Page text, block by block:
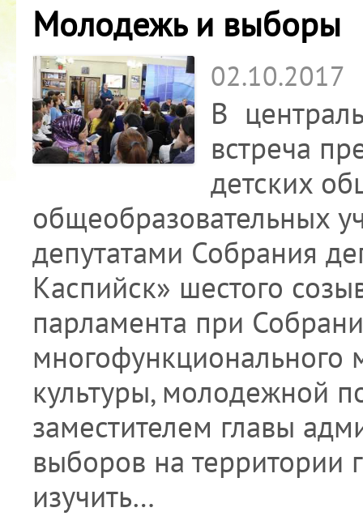
Молодежь и выборы
02.10.2017
В
встреча
детских
общеобразовательных
депутатами Собрания
Каспийск» шестого
парламента при
многофункционального
культуры, молодежной
заместителем главы
выборов на территории
изучить…